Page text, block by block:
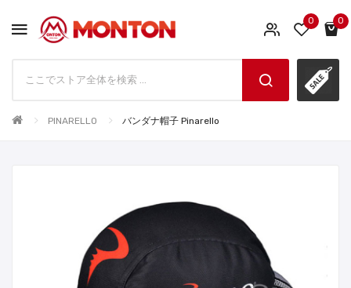
0 0
PINARELLO バンダナ帽子 Pinarello